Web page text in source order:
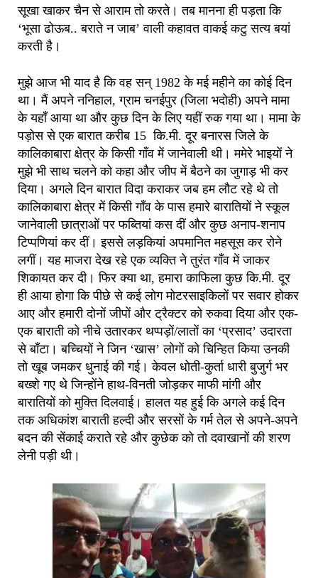
सूखा खाकर चैन से आराम तो करते। तब मानना ही पड़ता कि
‘भूसा ढोऊब.. बराते न जाब’ वाली कहावत वाकई कटु सत्य बयां
करती है।
मुझे आज भी याद है कि वह सन् 1982 के मई महीने का कोई दिन
था। मैं अपने ननिहाल, ग्राम चनईपुर (जिला भदोही) अपने मामा
के यहाँ आया था और कुछ दिन के लिए यहीं रुक गया था। मामा के
पड़ोस से एक बारात करीब 15 कि.मी. दूर बनारस जिले के
कालिकाबारा क्षेत्र के किसी गाँव में जानेवाली थी। ममेरे भाइयों ने
मुझे भी साथ चलने को कहा और जीप में बैठने का जुगाड़ भी कर
दिया। अगले दिन बारात विदा कराकर जब हम लौट रहे थे तो
कालिकाबारा क्षेत्र में किसी गाँव के पास हमारे बारातियों ने स्कूल
जानेवाली छात्राओं पर फब्तियां कस दीं और कुछ अनाप-शनाप
टिप्पणियां कर दीं। इससे लड़कियां अपमानित महसूस कर रोने
लगीं। यह माजरा देख रहे एक व्यक्ति ने तुरंत गाँव में जाकर
शिकायत कर दी। फिर क्या था, हमारा काफिला कुछ कि.मी. दूर
ही आया होगा कि पीछे से कई लोग मोटरसाइकिलों पर सवार होकर
आए और हमारी दोनों जीपों और ट्रैक्टर को रुकवा दिया और एक-
एक बाराती को नीचे उतारकर थप्पड़ों/लातों का ‘प्रसाद’ उदारता
से बाँटा। बच्चियों ने जिन ‘खास’ लोगों को चिन्हित किया उनकी
तो खूब जमकर धुनाई की गई। केवल धोती-कुर्ता धारी बुजुर्ग भर
बख्शे गए थे जिन्होंने हाथ-विनती जोड़कर माफी मांगी और
बारातियों को मुक्ति दिलवाई। हालत यह हुई कि अगले कई दिन
तक अधिकांश बाराती हल्दी और सरसों के गर्म तेल से अपने-अपने
बदन की सेंकाई कराते रहे और कुछेक को तो दवाखानों की शरण
लेनी पड़ी थी।